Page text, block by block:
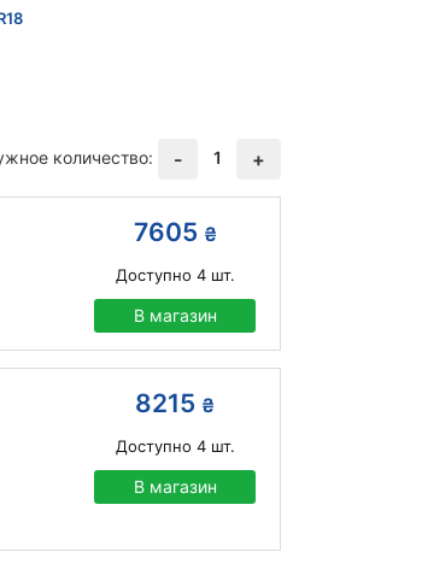
количество: - 1 +
7605 ₴
Доступно 4шт.
В магазин
8215 ₴
Доступно 4шт.
В магазин